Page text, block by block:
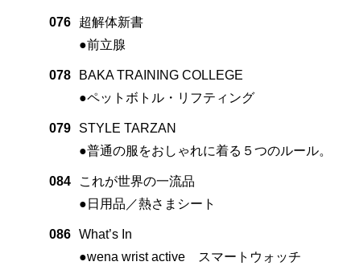
076
超解体新書
●前立腺
078
BAKA TRAINING COLLEGE
●ペットボトル・リフティング
079
STYLE TARZAN
●普通の服をおしゃれに着る５つのルール。
084
これが世界の一流品
●日用品／熱さまシート
086 What’s In
●wena wrist active スマートウォッチ